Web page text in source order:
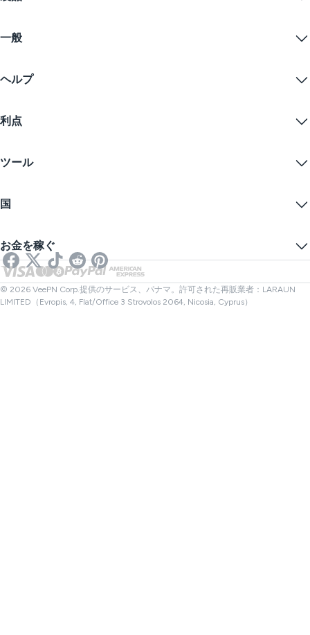
VPN for macOS
iOS VPN
Firefox
無料VPN
一般
VPNダウンロード
価格
学生割引
ブログ
ヘルプ
お問い合わせ
プライバシーポリシー
クッキープリファレンス
利点
インターネットプライバシー
匿名IP
ストリーミング用VPN
Netflix用VPN
ツール
あなたのIPを隠す
オンラインSMS
リンクチェッカー
ファイルチェック
国
イギリスVPN
カナダVPN
トルコVPN
お金を稼ぐ
アフィリエイト
© 2026 VeePN Corp.提供のサービス、パナマ。許可された再販業者：LARAUN
LIMITED（Evropis, 4, Flat/Office 3 Strovolos 2064, Nicosia, Cyprus）